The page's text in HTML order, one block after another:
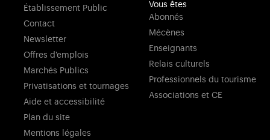
Établissement Public
Contact
Newsletter
Offres d'emplois
Marchés Publics
Privatisations et tournages
Aide et accessibilité
Plan du site
Mentions légales
Vous êtes
Abonnés
Mécènes
Enseignants
Relais culturels
Professionnels du tourisme
Associations et CE